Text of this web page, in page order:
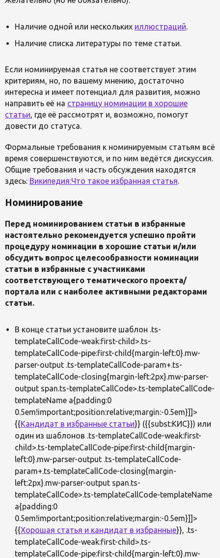
Наличие одной или нескольких иллюстраций.
Наличие списка литературы по теме статьи.
Если номинируемая статья не соответствует этим
критериям, но, по вашему мнению, достаточно
интересна и имеет потенциал для развития, можно
направить её на страницу номинации в хорошие
статьи, где её рассмотрят и, возможно, помогут
довести до статуса.
Формальные требования к номинируемым статьям всё
время совершенствуются, и по ним ведётся дискуссия.
Общие требования и часть обсуждения находятся
здесь: Википедия:Что такое избранная статья.
Номинирование
Перед номинированием статьи в избранные
настоятельно рекомендуется успешно пройти
процедуру номинации в хорошие статьи и/или
обсудить вопрос целесообразности номинации
статьи в избранные с участниками
соответствующего тематического проекта/
портала или с наиболее активными редакторами
статьи.
В конце статьи установите шаблон .ts-
templateCallCode-weak:first-child>.ts-
templateCallCode-pipe:first-child{margin-left:0}.mw-
parser-output .ts-templateCallCode-param+.ts-
templateCallCode-closing{margin-left:2px}.mw-parser-
output span.ts-templateCallCode>.ts-templateCallCode-
templateName a{padding:0
0.5em!important;position:relative;margin:-0.5em}]]>
{{Кандидат в избранные статьи}} ({{subst:КИС}}) или
один из шаблонов .ts-templateCallCode-weak:first-
child>.ts-templateCallCode-pipe:first-child{margin-
left:0}.mw-parser-output .ts-templateCallCode-
param+.ts-templateCallCode-closing{margin-
left:2px}.mw-parser-output span.ts-
templateCallCode>.ts-templateCallCode-templateName
a{padding:0
0.5em!important;position:relative;margin:-0.5em}]]>
{{Хорошая статья и кандидат в избранные}}, .ts-
templateCallCode-weak:first-child>.ts-
templateCallCode-pipe:first-child{margin-left:0}.mw-